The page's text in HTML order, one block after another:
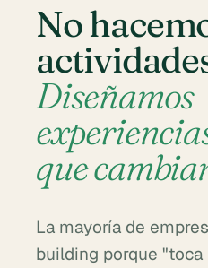
No
Diseñamos
que
La mayoría de
building porque "toca